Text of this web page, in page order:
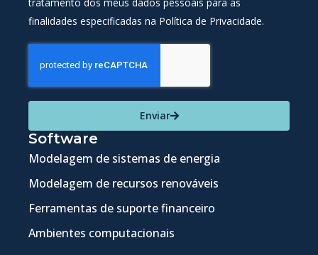
finalidades especificadas na Política de Privacidade.
Enviar
Software
Modelagem de sistemas de energia
Modelagem de recursos renováveis
Ferramentas de suporte financeiro
Ambientes computacionais